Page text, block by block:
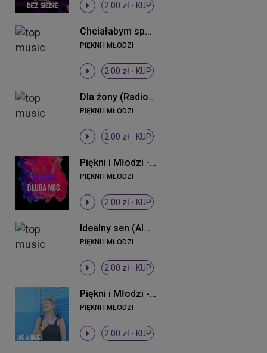
2.00 zł - KUP
Chciałabym spać z Tobą
PIĘKNI I MŁODZI
2.00 zł - KUP
Dla żony (Radio Edit)
PIĘKNI I MŁODZI
2.00 zł - KUP
Piękni i Młodzi - Długa noc ((Original Mix))
PIĘKNI I MŁODZI
2.00 zł - KUP
Idealny sen (Almomban) (Radio Edit)
PIĘKNI I MŁODZI
2.00 zł - KUP
Piękni i Młodzi - Jak w bajce (ti amo) (Radio Edit)
PIĘKNI I MŁODZI
2.00 zł - KUP